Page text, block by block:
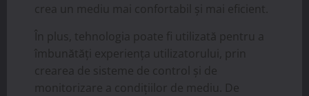
crea un mediu mai confortabil și mai eficient.
În plus, tehnologia poate fi utilizată pentru a
îmbunătăți experiența utilizatorului, prin
crearea de sisteme de control și de
monitorizare a condițiilor de mediu. De